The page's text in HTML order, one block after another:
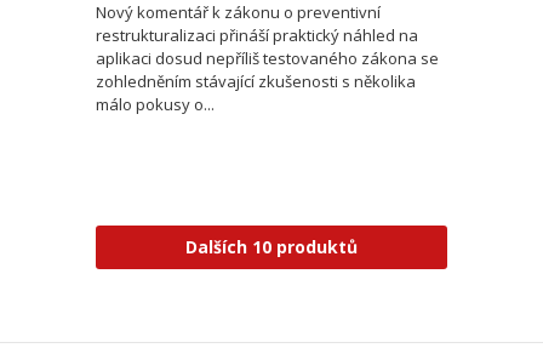
Nový komentář k zákonu o preventivní
restrukturalizaci přináší praktický náhled na
aplikaci dosud nepříliš testovaného zákona se
zohledněním stávající zkušenosti s několika
málo pokusy o...
Dalších 10 produktů